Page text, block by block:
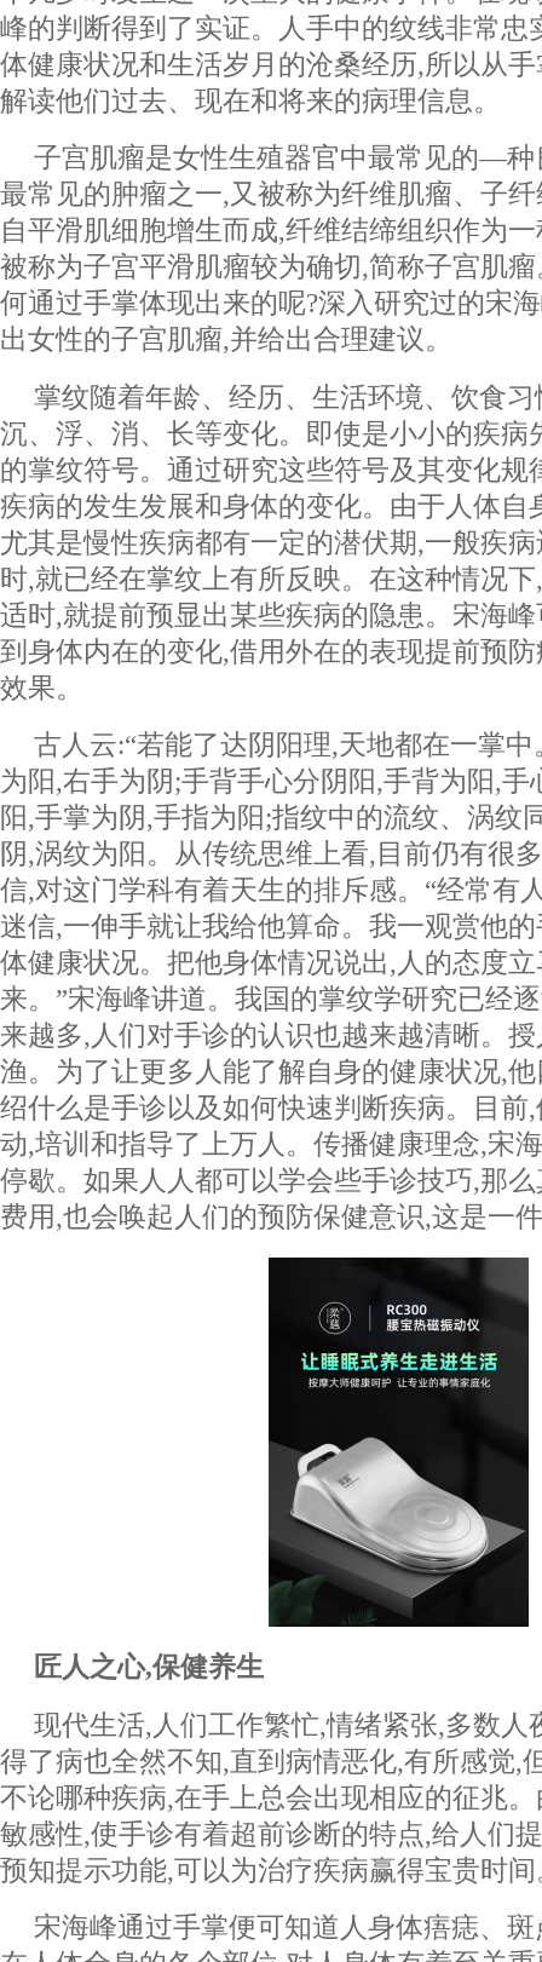
峰的判断得到了实证。人手中的纹线非常忠
体健康状况和生活岁月的沧桑经历,所以从
解读他们过去、现在和将来的病理信息。
子宫肌瘤是女性生殖器官中最常见的—种
最常见的肿瘤之一,又被称为纤维肌瘤、子
自平滑肌细胞增生而成,纤维结缔组织作为
被称为子宫平滑肌瘤较为确切,简称子宫肌
何通过手掌体现出来的呢?深入研究过的宋
出女性的子宫肌瘤,并给出合理建议。
掌纹随着年龄、经历、生活环境、饮食
沉、浮、消、长等变化。即使是小小的疾病
的掌纹符号。通过研究这些符号及其变化规
疾病的发生发展和身体的变化。由于人体自
尤其是慢性疾病都有一定的潜伏期,一般疾
时,就已经在掌纹上有所反映。在这种情况
适时,就提前预显出某些疾病的隐患。宋海
到身体内在的变化,借用外在的表现提前预
效果。
古人云:“若能了达阴阳理,天地都在一掌
为阳,右手为阴;手背手心分阴阳,手背为阳,
阳,手掌为阴,手指为阳;指纹中的流纹、涡纹
阴,涡纹为阳。从传统思维上看,目前仍有很
信,对这门学科有着天生的排斥感。“经常有
迷信,一伸手就让我给他算命。我一观赏他
体健康状况。把他身体情况说出,人的态度
来。”宋海峰讲道。我国的掌纹学研究已经
来越多,人们对手诊的认识也越来越清晰。
渔。为了让更多人能了解自身的健康状况,
绍什么是手诊以及如何快速判断疾病。目前
动,培训和指导了上万人。传播健康理念,宋
停歇。如果人人都可以学会些手诊技巧,那
费用,也会唤起人们的预防保健意识,这是一
匠人之心,保健养生
现代生活,人们工作繁忙,情绪紧张,多数人
得了病也全然不知,直到病情恶化,有所感觉,
不论哪种疾病,在手上总会出现相应的征兆
敏感性,使手诊有着超前诊断的特点,给人们
预知提示功能,可以为治疗疾病赢得宝贵时间
宋海峰通过手掌便可知道人身体痦痣、